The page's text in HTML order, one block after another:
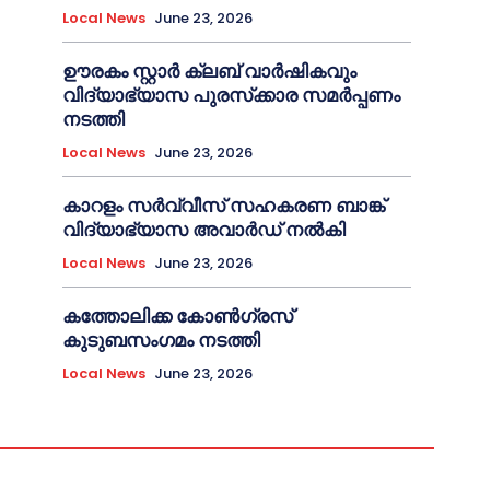
Local News June 23, 2026
ഊരകം സ്റ്റാർ ക്ലബ് വാർഷികവും
വിദ്യാഭ്യാസ പുരസ്‌ക്കാര സമർപ്പണം
നടത്തി
Local News June 23, 2026
കാറളം സർവ്വീസ് സഹകരണ ബാങ്ക്
വിദ്യാഭ്യാസ അവാർഡ് നൽകി
Local News June 23, 2026
കത്തോലിക്ക കോൺഗ്രസ്
കുടുബസംഗമം നടത്തി
Local News June 23, 2026